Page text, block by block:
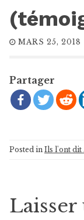
MARS 25, 2018
Partager
Posted in Ils l'ont dit